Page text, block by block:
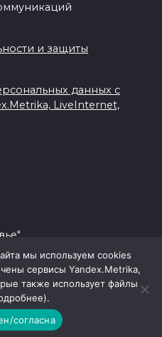
и защиты
данных с
LiveInternet,
мы используем cookies
сервисы Yandex.Metrika,
также использует файлы
согласна